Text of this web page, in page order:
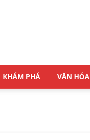
KHÁM PHÁ VĂN HÓA